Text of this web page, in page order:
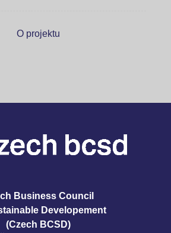
O projektu
Business Council
Developement
(Czech BCSD)